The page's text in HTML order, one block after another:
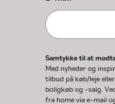
Samtykke til at
Med nyheder og
tilbud på køb/leje
boligkøb og -salg.
fra home via e-mail